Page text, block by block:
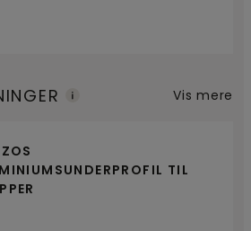
TIL
Vis mere